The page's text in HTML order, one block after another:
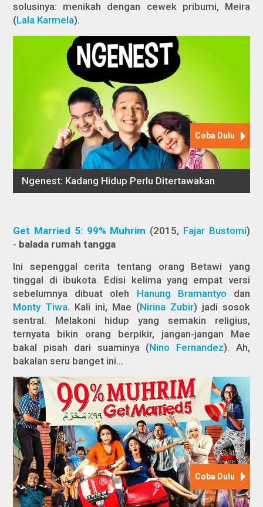
solusinya: menikah dengan cewek pribumi, Meira
(Lala Karmela).
Get Married 5: 99% Muhrim (2015, Fajar Bustomi)
- balada rumah tangga
Ini sepenggal cerita tentang orang Betawi yang
tinggal di ibukota. Edisi kelima yang empat versi
sebelumnya dibuat oleh Hanung Bramantyo dan
Monty Tiwa. Kali ini, Mae (Nirina Zubir) jadi sosok
sentral. Melakoni hidup yang semakin religius,
ternyata bikin orang berpikir, jangan-jangan Mae
bakal pisah dari suaminya (Nino Fernandez). Ah,
bakalan seru banget ini…